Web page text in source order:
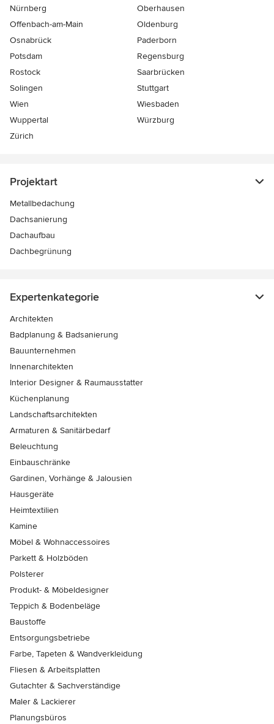
Nürnberg
Oberhausen
Offenbach-am-Main
Oldenburg
Osnabrück
Paderborn
Potsdam
Regensburg
Rostock
Saarbrücken
Solingen
Stuttgart
Wien
Wiesbaden
Wuppertal
Würzburg
Zürich
Projektart
Metallbedachung
Dachsanierung
Dachaufbau
Dachbegrünung
Expertenkategorie
Architekten
Badplanung & Badsanierung
Bauunternehmen
Innenarchitekten
Interior Designer & Raumausstatter
Küchenplanung
Landschaftsarchitekten
Armaturen & Sanitärbedarf
Beleuchtung
Einbauschränke
Gardinen, Vorhänge & Jalousien
Hausgeräte
Heimtextilien
Kamine
Möbel & Wohnaccessoires
Parkett & Holzböden
Polsterer
Produkt- & Möbeldesigner
Teppich & Bodenbeläge
Baustoffe
Entsorgungsbetriebe
Farbe, Tapeten & Wandverkleidung
Fliesen & Arbeitsplatten
Gutachter & Sachverständige
Maler & Lackierer
Planungsbüros